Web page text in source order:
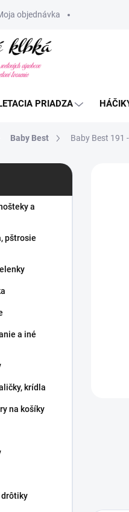
objednávka
PRIADZA
Baby Best Baby Best 191
a
pštrosie
a iné
krídla
na košíky